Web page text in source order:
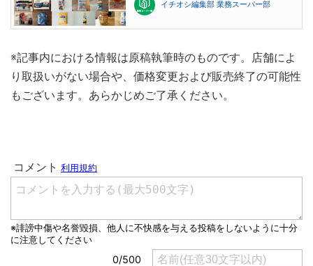
イチオシ編集部 業務スーパー部
※記事内における情報は原稿執筆時のものです。店舗によ
り取扱いがない場合や、価格変更および販売終了の可能性
もございます。あらかじめご了承ください。